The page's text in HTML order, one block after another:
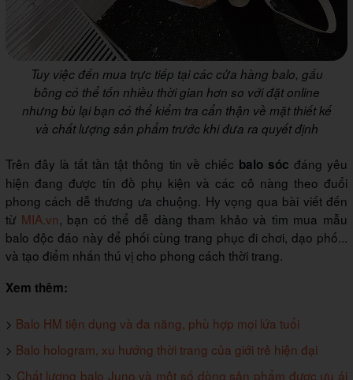
Tuy việc đến mua trực tiếp tại các cửa hàng balo, gấu
bông có thể tốn nhiều thời gian hơn so với đặt online
nhưng bù lại bạn có thể kiểm tra cẩn thận về mặt thiết kế
và chất lượng sản phẩm trước khi đưa ra quyết định
Trên đây là tất tần tật thông tin về chiếc balo sóc đáng yêu
hiện đang được tín đồ phụ kiện và các cô nàng theo đuổi
phong cách dễ thương ưa chuộng. Hy vọng qua bài viết đến
từ MIA.vn, bạn có thể dễ dàng tham khảo và tìm mua mẫu
balo độc đáo này để phối cùng trang phục đi chơi, dạo phố...
và tạo điểm nhấn thú vị cho phong cách thời trang.
Xem thêm:
> Balo HM tiện dụng và đa năng, phù hợp mọi lứa tuổi
> Balo hologram, xu hướng thời trang của giới trẻ hiện đại
> Chất lượng balo Juno và một số dòng sản phẩm được ưu ái